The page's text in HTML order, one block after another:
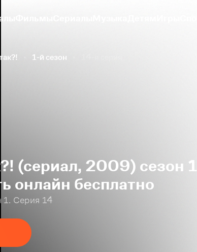
1-й сезон
(сериал, 2009) сезон 1
онлайн бесплатно
1. Серия 14